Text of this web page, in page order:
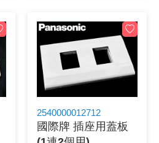
2540000012712
國際牌 插座用蓋板